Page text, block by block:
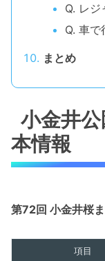
Q. レジ
Q. 車で
まとめ
小金井
本情報
第72回 小金井桜
項目